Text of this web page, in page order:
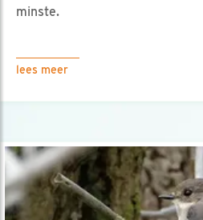
minste.
lees meer